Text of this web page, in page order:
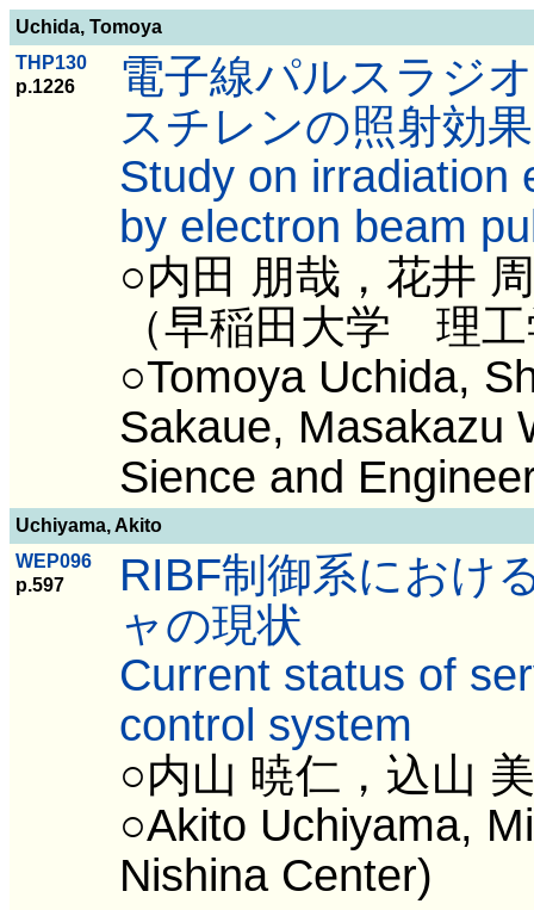
Uchida, Tomoya
THP130
p.1226
電子線パルスラジ
スチレンの照射効
Study on irradiation
by electron beam
○内田 朋哉，花井
（早稲田大学 理
○Tomoya Uchida,
Sakaue, Masakazu
Sience and
Uchiyama, Akito
WEP096
p.597
RIBF制御系におけ
ャの現状
Current status of
control system
○内山 暁仁，込山
○Akito Uchiyama,
Nishina Center)